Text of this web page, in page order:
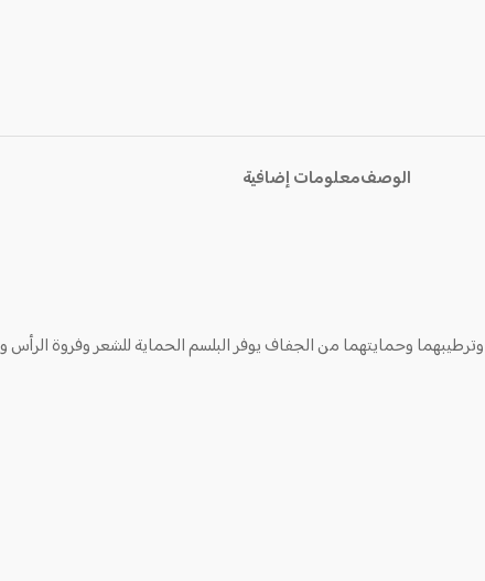
الوصفمعلومات إضافية
وترطيبهما وحمايتهما من الجفاف يوفر البلسم الحماية للشعر وفروة